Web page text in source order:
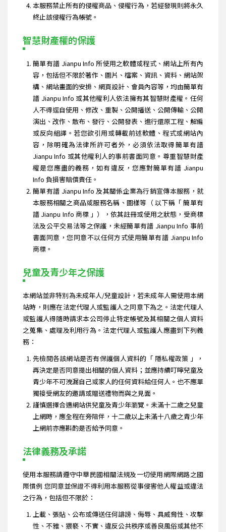
本服務禁止所有的侵權商品、侵權行為，若經發現則將永久
終止該侵權行為帳號。
智慧財產權的保護
簡單有譜 Jianpu Info 所使用之軟體或程式、網站上所有內
容，包括但不限於著作、圖片、檔案、資訊、資料、網站架
構、網站畫面的安排、網頁設計、會員內容等，均由簡單有
譜 Jianpu Info 或其他權利人依法擁有其智慧財產權。任何
人不得逕自使用、修改、重製、公開播送、公開傳輸、公開
演出、改作、散布、發行、公開發表、進行還原工程、解編
或反向組譯。若您欲引用或轉載前述軟體、程式或網站內
容，除明確為法律所許可者外，必須依法取得簡單有譜
Jianpu Info 或其他權利人的事前書面同意。尊重智慧財產
權是您應盡的義務，如有違反，您應對簡單有譜 Jianpu
Info 負損害賠償責任。
簡單有譜 Jianpu Info 及其關係企業為行銷宣傳本服務，就
本服務相關之商品或服務名稱、圖樣等（ 以下稱「 簡單有
譜 Jianpu Info 商標 」），依其註冊或使用之狀態，受商標
法及公平交易法等之保護，未經簡單有譜 Jianpu Info 事前
書面同意，您同意不以任何方式使用簡單有譜 Jianpu Info
商標。
兒童及青少年之保護
本網站並非特別為未成年人/兒童設計，若未成年人需使用本網
站時，則應在法定代理人或監護人之同意下為之。法定代理人
或監護人得隨時請求本公司停止特定帳號及其相關之個人資料
之蒐集、處理及利用行為。法定代理人或監護人應盡到下列義
務：
先檢閱各該網站是否有保護個人資料的「 隱私權政策 」，
再決定是否同意提出相關的個人資料；並應持續叮嚀兒童及
青少年不可洩漏自己或家人的任何資料給任何人。也不應單
獨接受網友的邀請或贈送禮物而與之見面。
謹慎選擇合適網站供兒童及青少年瀏覽。未滿十二歲之兒童
上網時，應全程在旁陪伴，十二歲以上未滿十八歲之青少年
上網前亦應斟酌是否給予同意。
法律義務及承諾
使用本服務請遵守中華民國相關法規及一切使用網際網路之國
際慣例 您同意並保證不得利用本服務從事侵害他人權益或違法
之行為，包括但不限於：
上載、張貼、公布或傳送任何誹謗、侮辱、具威脅性、攻擊
性、不雅、猥褻、不實、違反公共秩序或善良風俗或其他不